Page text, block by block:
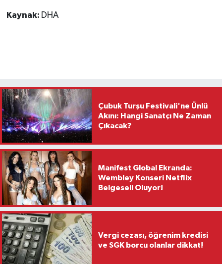
Kaynak: DHA
Çubuk Turşu Festivali'ne Ünlü
Akını: Hangi Sanatçı Ne Zaman
Çıkacak?
Manifest Global Ekranda:
Wembley Konseri Netflix
Belgeseli Oluyor!
Vergi cezası, öğrenim kredisi
ve SGK borcu olanlar dikkat!